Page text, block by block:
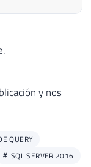
y nos
QUERY
SQL SERVER 2016